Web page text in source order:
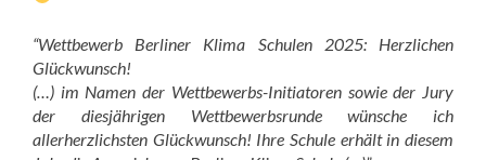
“Wettbewerb Berliner Klima Schulen 2025: Herzlichen
Glückwunsch!
(…) im Namen der Wettbewerbs-Initiatoren sowie der Jury
der diesjährigen Wettbewerbsrunde wünsche ich
allerherzlichsten Glückwunsch! Ihre Schule erhält in diesem